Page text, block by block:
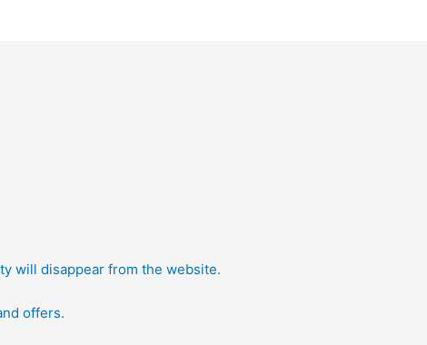
will disappear from the website.
offers.